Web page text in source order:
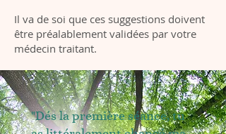
Il va de soi que ces suggestions doivent
être préalablement validées par votre
médecin traitant.
"Dés la première séance, tu